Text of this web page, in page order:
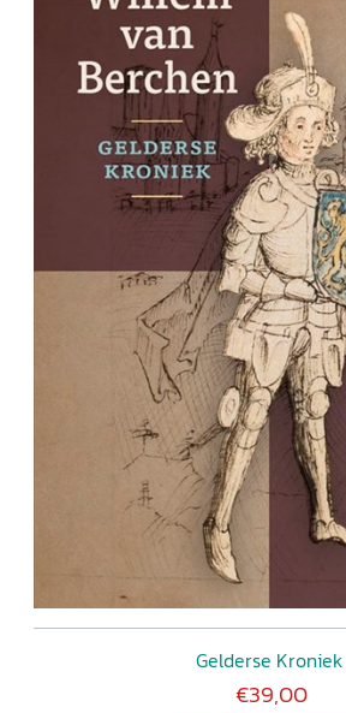
Gelderse Kroniek
€39,00